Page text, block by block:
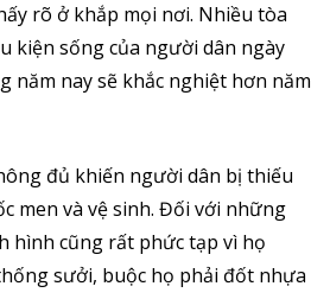
rõ ở khắp mọi nơi. Nhiều tòa
kiện sống của người dân ngày
năm nay sẽ khắc nghiệt hơn năm
đủ khiến người dân bị thiếu
men và vệ sinh. Đối với những
hình cũng rất phức tạp vì họ
sưởi, buộc họ phải đốt nhựa